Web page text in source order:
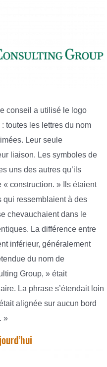
conseil a utilisé le logo
toutes les lettres du nom
Leur seule
liaison. Les symboles de
uns des autres qu’ils
construction. » Ils étaient
qui ressemblaient à des
chevauchaient dans le
La différence entre
inférieur, généralement
du nom de
Group, » était
La phrase s’étendait loin
alignée sur aucun bord
»